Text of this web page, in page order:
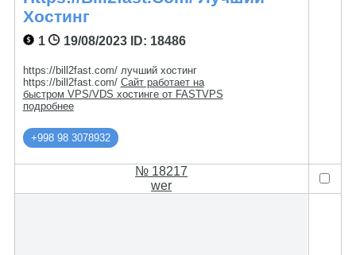
Хостинг
1 19/08/2023ID: 18486
https://bill2fast.com/ лучший хостинг
https://bill2fast.com/ Сайт работает на
быстром VPS/VDS хостинге от FASTVPS
подробнее
+998 98 3078932
№ 18217
wer